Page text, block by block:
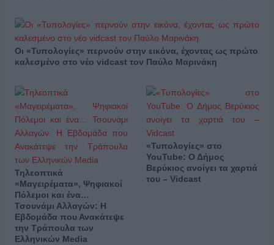
Οι «Τυπολογίες» περνούν στην εικόνα, έχοντας ως πρώτο
καλεσμένο στο νέο vidcast τον Παύλο Μαρινάκη
Τηλεοπτικά
«Μαγειρέματα», Ψηφιακοί
Πόλεμοι και ένα…
Τσουνάμι Αλλαγών: Η
Εβδομάδα που Ανακάτεψε
την Τράπουλα των
Ελληνικών Media
«Τυπολογίες» στο
YouTube: Ο Δήμος
Βερύκιος ανοίγει τα χαρτιά
του – Vidcast